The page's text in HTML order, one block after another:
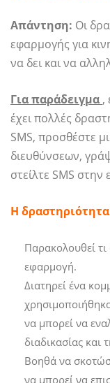
Απάντηση: Οι
εφαρμογής για
να δει και να
Για παράδειγμα ,
έχει πολλές
SMS, προσθέστε
διευθύνσεων,
στείλτε SMS
Η
Παρακολουθεί
εφαρμογή.
Διατηρεί ένα
να μπορεί να
διαδικασίας και
Βοηθά να
να μπορεί να